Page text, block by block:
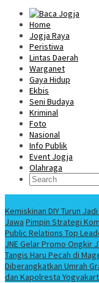
Home
Jogja Raya
Peristiwa
Lintas Daerah
Warganet
Gaya Hidup
Ekbis
Seni Budaya
Kriminal
Foto
Nasional
Info Publik
Event Jogja
Olahraga
Kemiskinan DIY Turun
Jawa Pimpin Strategi
Public Relations Top
JNE Gelar Promo Ongkir
Tangis Haru Pecah di
Diberangkatkan Umrah
dan Kapolresta